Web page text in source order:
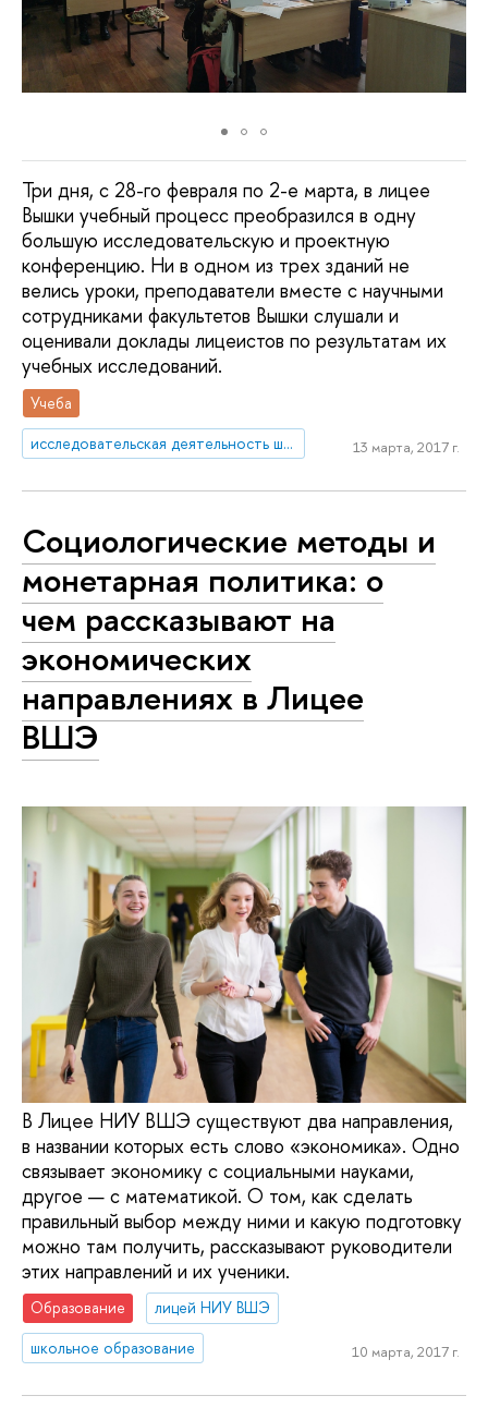
Три дня, с 28-го февраля по 2-е марта, в лицее
Вышки учебный процесс преобразился в одну
большую исследовательскую и проектную
конференцию. Ни в одном из трех зданий не
велись уроки, преподаватели вместе с научными
сотрудниками факультетов Вышки слушали и
оценивали доклады лицеистов по результатам их
учебных исследований.
Учеба
исследовательская деятельность школьников
13 марта, 2017 г.
Социологические методы и
монетарная политика: о
чем рассказывают на
экономических
направлениях в Лицее
ВШЭ
В Лицее НИУ ВШЭ существуют два направления,
в названии которых есть слово «экономика». Одно
связывает экономику с социальными науками,
другое — с математикой. О том, как сделать
правильный выбор между ними и какую подготовку
можно там получить, рассказывают руководители
этих направлений и их ученики.
Образование
лицей НИУ ВШЭ
школьное образование
10 марта, 2017 г.